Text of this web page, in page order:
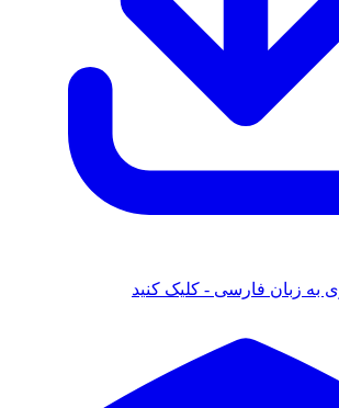
به زبان فارسی - کلیک کنید